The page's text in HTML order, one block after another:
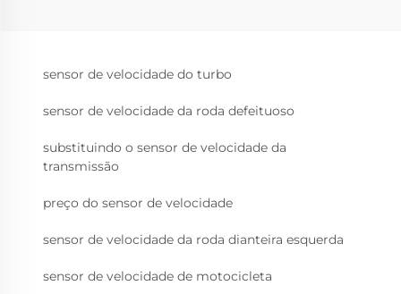
sensor de velocidade do turbo
sensor de velocidade da roda defeituoso
substituindo o sensor de velocidade da
transmissão
preço do sensor de velocidade
sensor de velocidade da roda dianteira esquerda
sensor de velocidade de motocicleta